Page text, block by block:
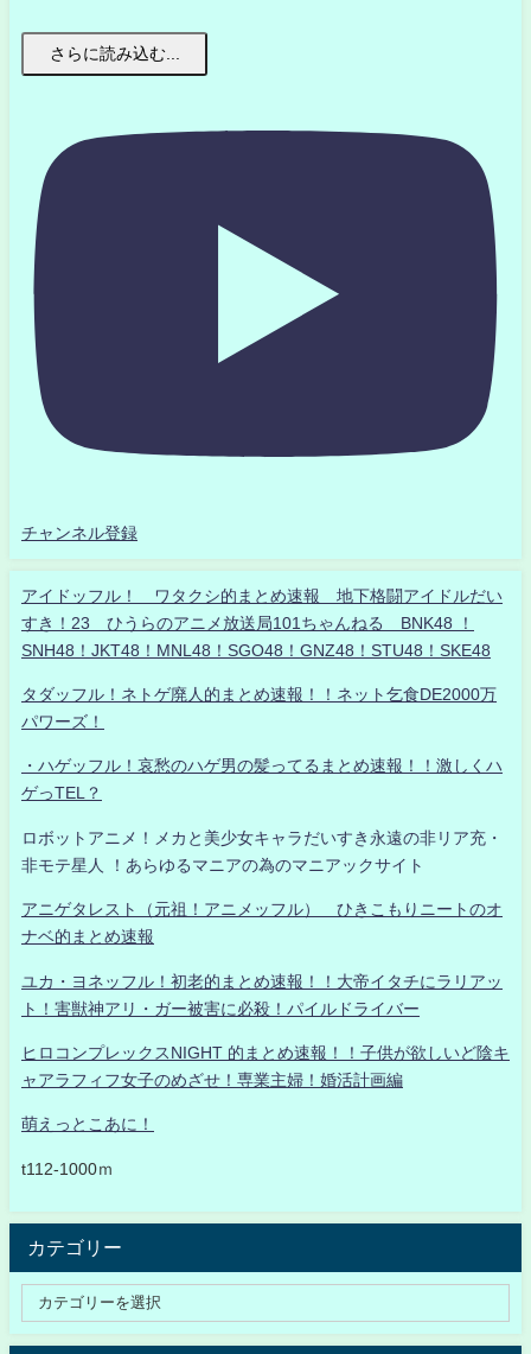
さらに読み込む...
チャンネル登録
アイドッフル！ ワタクシ的まとめ速報 地下格闘アイドルだい
すき！23 ひうらのアニメ放送局101ちゃんねる BNK48 ！
SNH48！JKT48！MNL48！SGO48！GNZ48！STU48！SKE48
タダッフル！ネトゲ廃人的まとめ速報！！ネット乞食DE2000万
パワーズ！
・ハゲッフル！哀愁のハゲ男の髪ってるまとめ速報！！激しくハ
ゲっTEL？
ロボットアニメ！メカと美少女キャラだいすき永遠の非リア充・
非モテ星人 ！あらゆるマニアの為のマニアックサイト
アニゲタレスト（元祖！アニメッフル） ひきこもりニートのオ
ナベ的まとめ速報
ユカ・ヨネッフル！初老的まとめ速報！！大帝イタチにラリアッ
ト！害獣神アリ・ガー被害に必殺！パイルドライバー
ヒロコンプレックスNIGHT 的まとめ速報！！子供が欲しいど陰キ
ャアラフィフ女子のめざせ！専業主婦！婚活計画編
萌えっとこあに！
t112-1000ｍ
カテゴリー